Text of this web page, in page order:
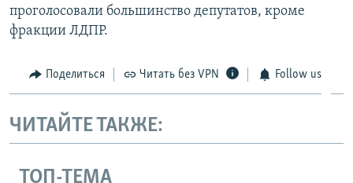
проголосовали большинство депутатов, кроме
фракции ЛДПР.
Поделиться Читать без VPN Follow us
ЧИТАЙТЕ ТАКЖЕ:
ТОП-ТЕМА